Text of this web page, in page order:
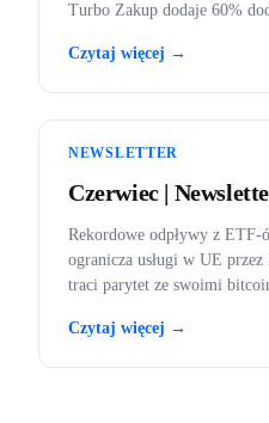
Turbo Zakup dodaje 60%
Czytaj więcej →
NEWSLETTER
Czerwiec |
Rekordowe odpływy z ETF-
ogranicza usługi w UE
traci parytet ze swoimi
Czytaj więcej →